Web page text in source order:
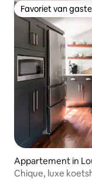
Favoriet van
Favoriet van
Appartement in
Chique, luxe